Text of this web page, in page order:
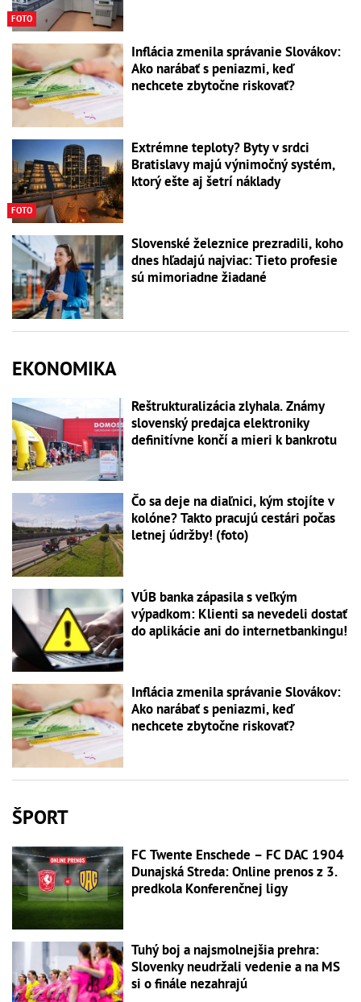
FOTO
Inflácia zmenila správanie Slovákov:
Ako narábať s peniazmi, keď
nechcete zbytočne riskovať?
FOTO
Extrémne teploty? Byty v srdci
Bratislavy majú výnimočný systém,
ktorý ešte aj šetrí náklady
Slovenské železnice prezradili, koho
dnes hľadajú najviac: Tieto profesie
sú mimoriadne žiadané
EKONOMIKA
Reštrukturalizácia zlyhala. Známy
slovenský predajca elektroniky
definitívne končí a mieri k bankrotu
Čo sa deje na diaľnici, kým stojíte v
kolóne? Takto pracujú cestári počas
letnej údržby! (foto)
VÚB banka zápasila s veľkým
výpadkom: Klienti sa nevedeli dostať
do aplikácie ani do internetbankingu!
Inflácia zmenila správanie Slovákov:
Ako narábať s peniazmi, keď
nechcete zbytočne riskovať?
ŠPORT
FC Twente Enschede – FC DAC 1904
Dunajská Streda: Online prenos z 3.
predkola Konferenčnej ligy
Tuhý boj a najsmolnejšia prehra:
Slovenky neudržali vedenie a na MS
si o finále nezahrajú